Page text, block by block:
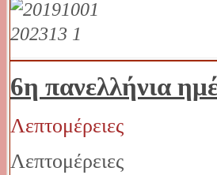
6η πανελλήνια
Λεπτομέρειες
Λεπτομέρειες